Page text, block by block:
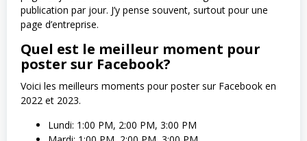
publication par jour. J’y pense souvent, surtout pour une
page d’entreprise.
Quel est le meilleur moment pour
poster sur Facebook?
Voici les meilleurs moments pour poster sur Facebook en
2022 et 2023.
Lundi: 1:00 PM, 2:00 PM, 3:00 PM